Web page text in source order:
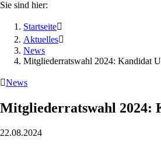
Sie sind hier:
Startseite
Aktuelles
News
Mitgliederratswahl 2024: Kandidat
News
Mitgliederratswahl 2024:
22.08.2024